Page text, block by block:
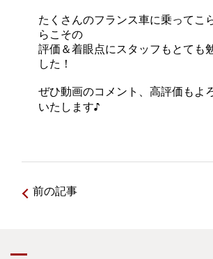
たくさんのフランス車に乗ってこ
らこその
評価＆着眼点にスタッフもとても
した！
ぜひ動画のコメント、高評価もよ
いたします♪
前の記事